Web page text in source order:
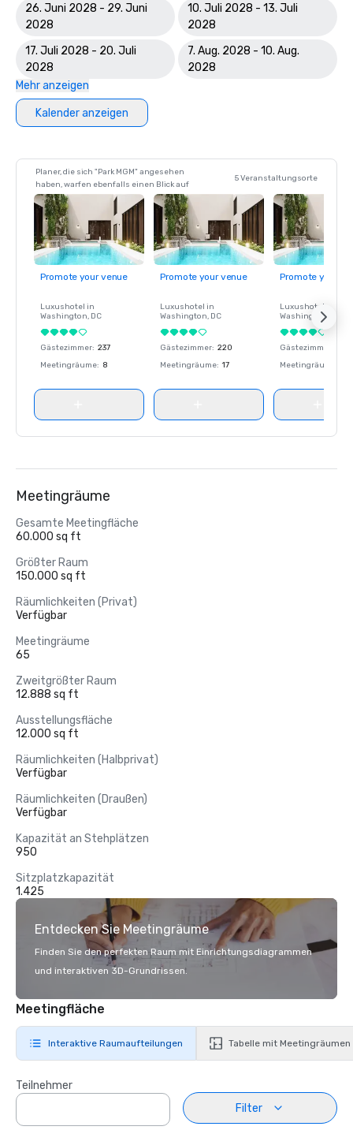
26. Juni 2028 - 29. Juni
2028
10. Juli 2028 - 13. Juli
2028
17. Juli 2028 - 20. Juli
2028
7. Aug. 2028 - 10. Aug.
2028
Mehr anzeigen
Kalender anzeigen
Planer, die sich "Park MGM" angesehen
haben, warfen ebenfalls einen Blick auf
5 Veranstaltungsorte
Promote your venue
Luxushotel in
Washington, DC
Gästezimmer: 237
Meetingräume: 8
Promote your venue
Luxushotel in
Washington, DC
Gästezimmer: 220
Meetingräume: 17
Promote your
Luxushotel in
Washington
Gästezimmer
Meetingräume
Meetingräume
Gesamte Meetingfläche
60.000 sq ft
Größter Raum
150.000 sq ft
Räumlichkeiten (Privat)
Verfügbar
Meetingräume
65
Zweitgrößter Raum
12.888 sq ft
Ausstellungsfläche
12.000 sq ft
Räumlichkeiten (Halbprivat)
Verfügbar
Räumlichkeiten (Draußen)
Verfügbar
Kapazität an Stehplätzen
950
Sitzplatzkapazität
1.425
Entdecken Sie Meetingräume
Finden Sie den perfekten Raum mit Einrichtungsdiagrammen
und interaktiven 3D-Grundrissen.
Meetingfläche
Interaktive Raumaufteilungen Tabelle mit Meetingräumen
Teilnehmer
Filter